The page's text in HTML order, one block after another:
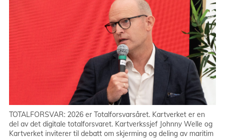
TOTALFORSVAR: 2026 er Totalforsvarsåret. Kartverket er en
del av det digitale totalforsvaret. Kartverkssjef Johnny Welle og
Kartverket inviterer til debatt om skjerming og deling av maritim